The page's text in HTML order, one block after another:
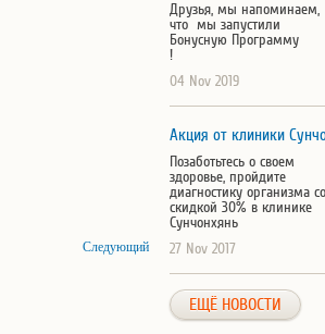
Следующий
Друзья, мы напоминаем,
что мы запустили
Бонусную Программу
!
04 Nov 2019
Акция от клиники
Позаботьтесь о своем
здоровье, пройдите
диагностику организма со
скидкой 30% в клинике
Сунчонхянь
27 Nov 2017
ЕЩЁ НОВОСТИ